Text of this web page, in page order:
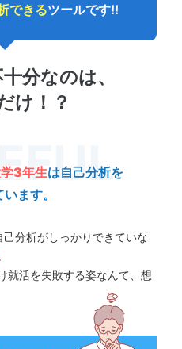
できるツールです!!
分なのは、
け！？
3年生は自己分析を
ます。
分析がしっかりできていな
就活を失敗する姿なんて、想